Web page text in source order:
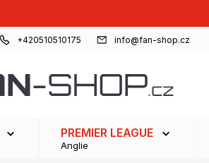
+420510510175 info@fan-shop.cz
PREMIER LEAGUE
Anglie